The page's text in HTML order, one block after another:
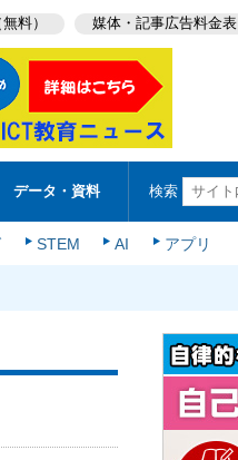
料） 媒体・記事広告料金表
データ・資料 検索
STEM AI アプリ